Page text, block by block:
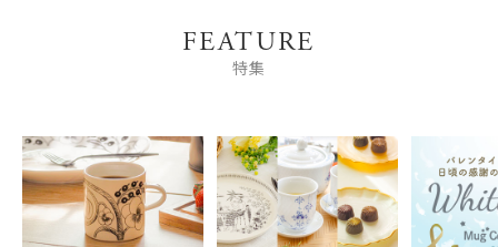
FEATURE
特集